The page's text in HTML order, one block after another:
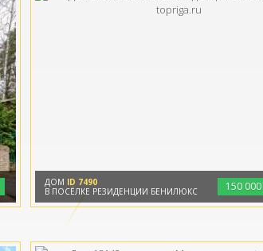
150 000
ДОМ ID 7490
В ПОСЁЛКЕ РЕЗИДЕНЦИИ БЕНИЛЮКС